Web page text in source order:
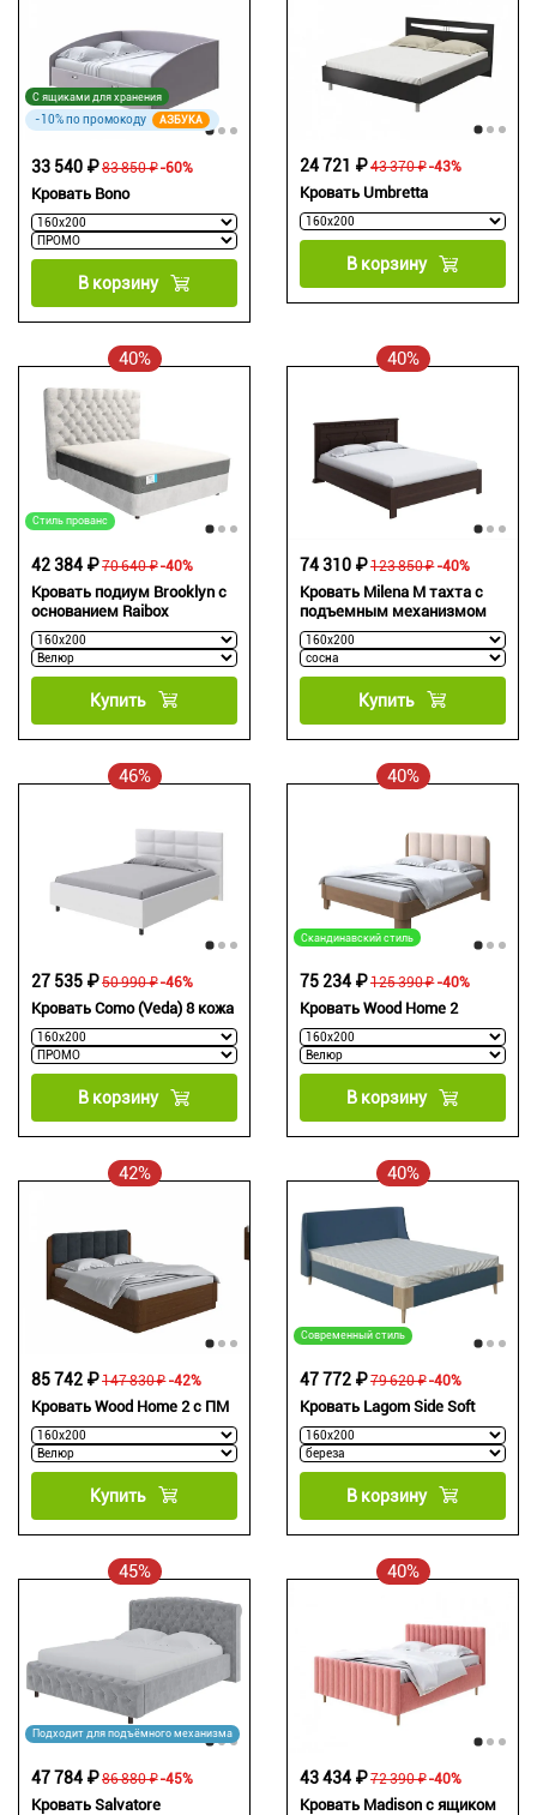
С ящиками для хранения
-10% по промокоду АЗБУКА
Кровать Bono
83 850 ₽
33 540 ₽ -60%
В корзину
Кровать Umbretta
43 370 ₽
24 721 ₽ -43%
В корзину
40%
Стиль прованс
Кровать подиум Brooklyn с
основанием Raibox
70 640 ₽
42 384 ₽ -40%
Купить
40%
Кровать Milena М тахта с
подъемным механизмом
123 850 ₽
74 310 ₽ -40%
Купить
46%
Кровать Como (Veda) 8 кожа
50 990 ₽
27 535 ₽ -46%
В корзину
40%
Скандинавский стиль
Кровать Wood Home 2
125 390 ₽
75 234 ₽ -40%
В корзину
42%
Кровать Wood Home 2 с ПМ
147 830 ₽
85 742 ₽ -42%
Купить
40%
Современный стиль
Кровать Lagom Side Soft
79 620 ₽
47 772 ₽ -40%
В корзину
45%
Подходит для подъёмного механизма
Кровать Salvatore
86 880 ₽
47 784 ₽ -45%
40%
Кровать Madison с ящиком
72 390 ₽
43 434 ₽ -40%